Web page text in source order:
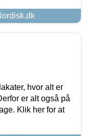
hvor alt er
er alt også på
Klik her for at